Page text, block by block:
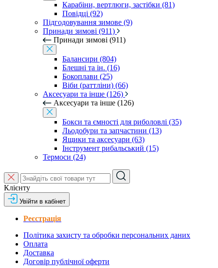
Карабіни, вертлюги, застібки (81)
Повідці (92)
Підгодовування зимове (9)
Принади зимові (911)
Принади зимові (911)
Балансири (804)
Блешні та ін. (16)
Бокоплави (25)
Віби (раттліни) (66)
Аксесуари та інше (126)
Аксесуари та інше (126)
Бокси та ємності для риболовлі (35)
Льодобури та запчастини (13)
Ящики та аксесуари (63)
Інструмент рибальський (15)
Термоси (24)
Клієнту
Увійти в кабінет
Реєстрація
Політика захисту та обробки персональних даних
Оплата
Доставка
Договір публічної оферти